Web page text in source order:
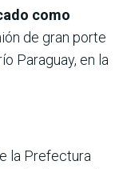
como
de gran porte
Paraguay, en la
la Prefectura